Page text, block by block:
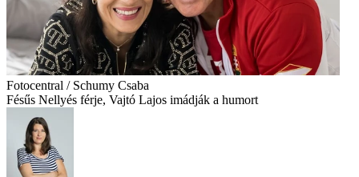
Fotocentral / Schumy Csaba
Fésűs Nellyés férje, Vajtó Lajos imádják a humort